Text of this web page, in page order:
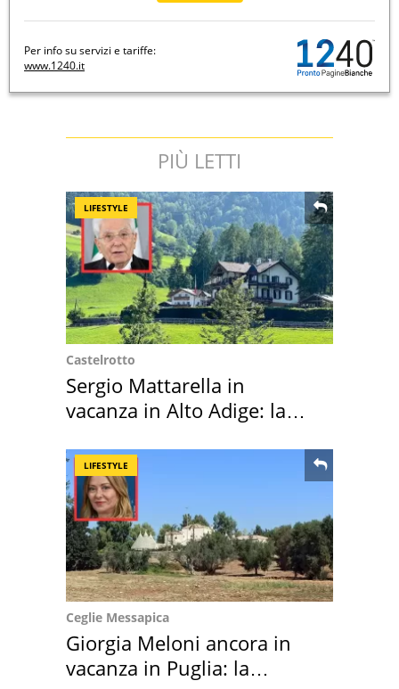
Per info su servizi e tariffe:
www.1240.it
PIÙ LETTI
LIFESTYLE
Castelrotto
Sergio Mattarella in
vacanza in Alto Adige: la
LIFESTYLE
Ceglie Messapica
Giorgia Meloni ancora in
vacanza in Puglia: la